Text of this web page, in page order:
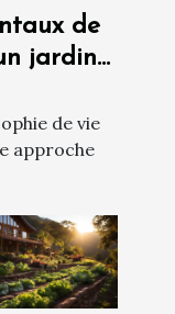
de
jardin
de vie
approche